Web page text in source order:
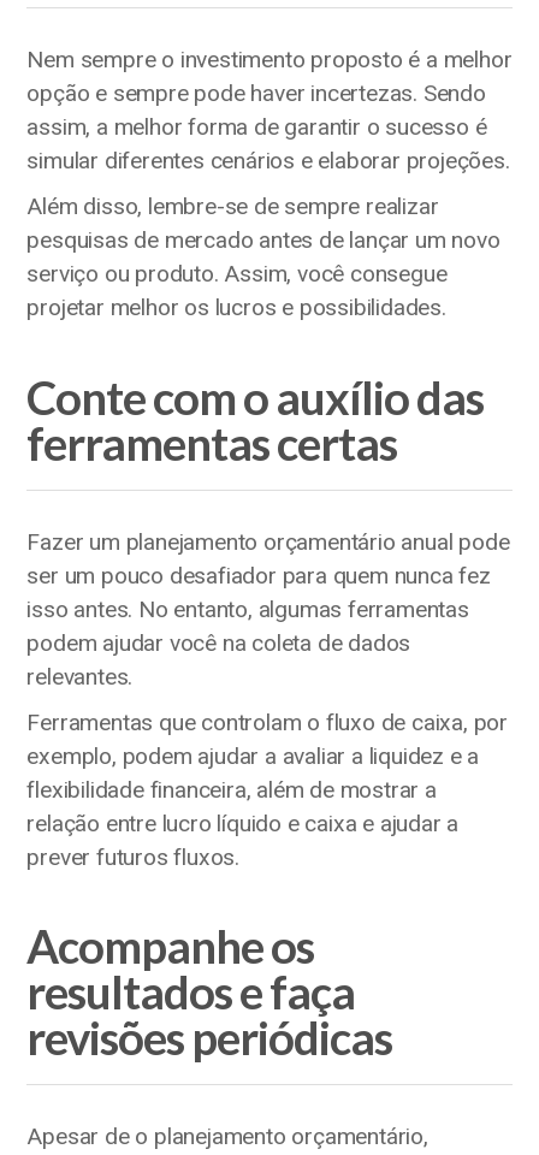
Nem sempre o investimento proposto é a melhor
opção e sempre pode haver incertezas. Sendo
assim, a melhor forma de garantir o sucesso é
simular diferentes cenários e elaborar projeções.
Além disso, lembre-se de sempre realizar
pesquisas de mercado antes de lançar um novo
serviço ou produto. Assim, você consegue
projetar melhor os lucros e possibilidades.
Conte com o auxílio das
ferramentas certas
Fazer um planejamento orçamentário anual pode
ser um pouco desafiador para quem nunca fez
isso antes. No entanto, algumas ferramentas
podem ajudar você na coleta de dados
relevantes.
Ferramentas que controlam o fluxo de caixa, por
exemplo, podem ajudar a avaliar a liquidez e a
flexibilidade financeira, além de mostrar a
relação entre lucro líquido e caixa e ajudar a
prever futuros fluxos.
Acompanhe os
resultados e faça
revisões periódicas
Apesar de o planejamento orçamentário,